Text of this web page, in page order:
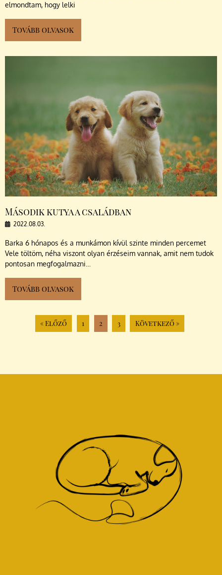
elmondtam, hogy lelki
Tovább olvasok
Második kutya a családban
2022.08.03.
Barka 6 hónapos és a munkámon kívül szinte minden percemet
Vele töltöm, néha viszont olyan érzéseim vannak, amit nem tudok
pontosan megfogalmazni…
Tovább olvasok
« Előző 1 2 3 Következő »